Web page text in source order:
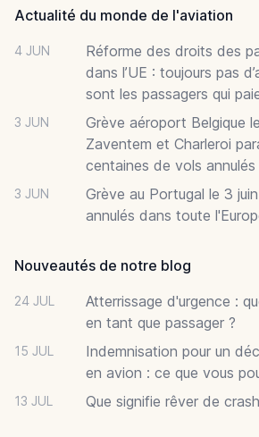
Actualité du monde de l'aviation
4 JUN
Réforme des droits des
dans l’UE : toujours pas
sont les passagers qui
3 JUN
Grève aéroport Belgique
Zaventem et Charleroi
centaines de vols annulés
3 JUN
Grève au Portugal le 3
annulés dans toute
Nouveautés de notre blog
24 JUL
Atterrissage d'urgence :
en tant que passager ?
15 JUL
Indemnisation pour un
en avion : ce que vous
13 JUL Que signifie rêver de